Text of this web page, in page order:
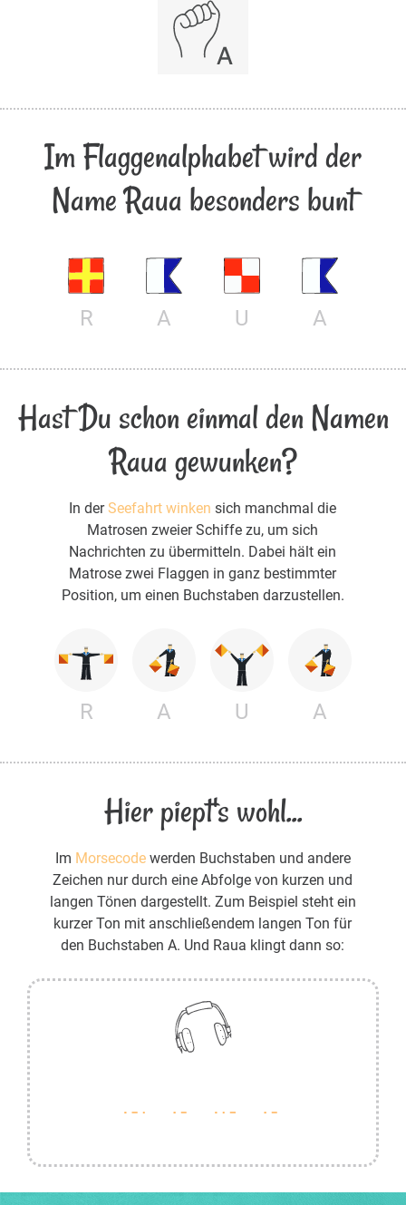
Im Flaggenalphabet wird der
Name Raua besonders bunt
R A U A
Hast Du schon einmal den Namen
Raua gewunken?
In derSeefahrt winken sich manchmal die
Matrosen zweier Schiffe zu, um sich
Nachrichten zu übermitteln. Dabei hält ein
Matrose zwei Flaggen in ganz bestimmter
Position, um einen Buchstaben darzustellen.
R A U A
Hier piept's wohl...
Im Morsecodewerden Buchstaben und andere
Zeichen nur durch eine Abfolge von kurzen und
langen Tönen dargestellt. Zum Beispiel steht ein
kurzer Ton mit anschließendem langen Ton für
den Buchstaben A. Und Raua klingt dann so: